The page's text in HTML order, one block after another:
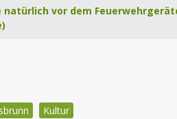
natürlich vor dem
Kultur